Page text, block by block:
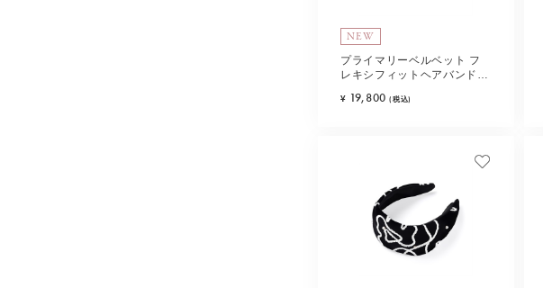
NEW
プライマリーベルベット フ
レキシフィットヘアバンド
¥ 19,800 (税込)